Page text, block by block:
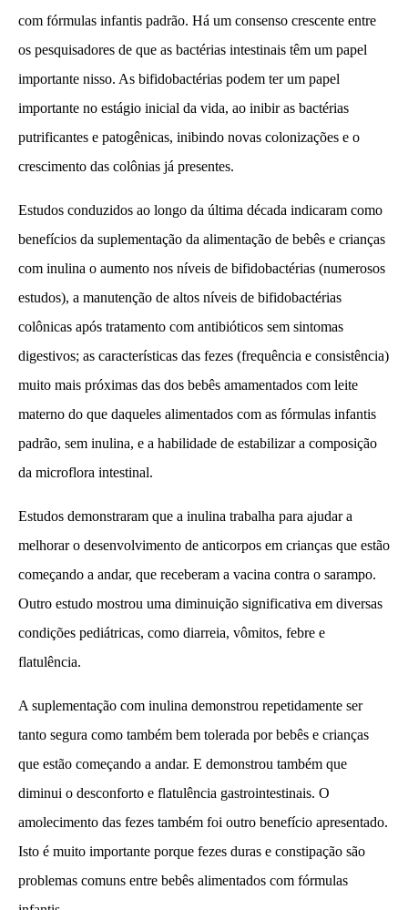
com fórmulas infantis padrão. Há um consenso crescente entre
os pesquisadores de que as bactérias intestinais têm um papel
importante nisso. As bifidobactérias podem ter um papel
importante no estágio inicial da vida, ao inibir as bactérias
putrificantes e patogênicas, inibindo novas colonizações e o
crescimento das colônias já presentes.
Estudos conduzidos ao longo da última década indicaram como
benefícios da suplementação da alimentação de bebês e crianças
com inulina o aumento nos níveis de bifidobactérias (numerosos
estudos), a manutenção de altos níveis de bifidobactérias
colônicas após tratamento com antibióticos sem sintomas
digestivos; as características das fezes (frequência e consistência)
muito mais próximas das dos bebês amamentados com leite
materno do que daqueles alimentados com as fórmulas infantis
padrão, sem inulina, e a habilidade de estabilizar a composição
da microflora intestinal.
Estudos demonstraram que a inulina trabalha para ajudar a
melhorar o desenvolvimento de anticorpos em crianças que estão
começando a andar, que receberam a vacina contra o sarampo.
Outro estudo mostrou uma diminuição significativa em diversas
condições pediátricas, como diarreia, vômitos, febre e
flatulência.
A suplementação com inulina demonstrou repetidamente ser
tanto segura como também bem tolerada por bebês e crianças
que estão começando a andar. E demonstrou também que
diminui o desconforto e flatulência gastrointestinais. O
amolecimento das fezes também foi outro benefício apresentado.
Isto é muito importante porque fezes duras e constipação são
problemas comuns entre bebês alimentados com fórmulas